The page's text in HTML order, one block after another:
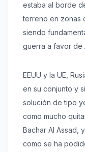
estaba al borde
terreno en zonas
siendo
guerra a favor de
EEUU y la UE,
en su conjunto y
solución de tipo
como mucho
Bachar Al Assad,
como se ha